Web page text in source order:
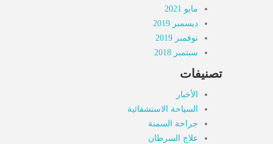
مايو 2021
ديسمبر 2019
نوفمبر 2019
سبتمبر 2018
تصنيفات
الأخبار
السياحة الاستشفائية
جراحة السمنة
علاج السرطان